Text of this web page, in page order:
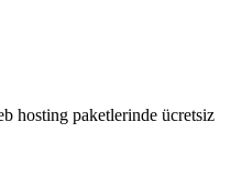
hosting paketlerinde ücretsiz